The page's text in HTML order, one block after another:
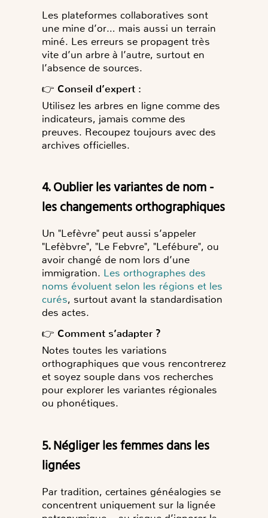
Les plateformes collaboratives sont
une mine d’or… mais aussi un terrain
miné. Les erreurs se propagent très
vite d’un arbre à l’autre, surtout en
l’absence de sources.
👉 Conseil d’expert :
Utilisez les arbres en ligne comme des
indicateurs, jamais comme des
preuves. Recoupez toujours avec des
archives officielles.
4. Oublier les variantes de nom -
les changements orthographiques
Un "Lefèvre" peut aussi s’appeler
"Lefèbvre", "Le Febvre", "Lefébure", ou
avoir changé de nom lors d’une
immigration. Les orthographes des
noms évoluent selon les régions et les
curés, surtout avant la standardisation
des actes.
👉 Comment s’adapter ?
Notes toutes les variations
orthographiques que vous rencontrerez
et soyez souple dans vos recherches
pour explorer les variantes régionales
ou phonétiques.
5. Négliger les femmes dans les
lignées
Par tradition, certaines généalogies se
concentrent uniquement sur la lignée